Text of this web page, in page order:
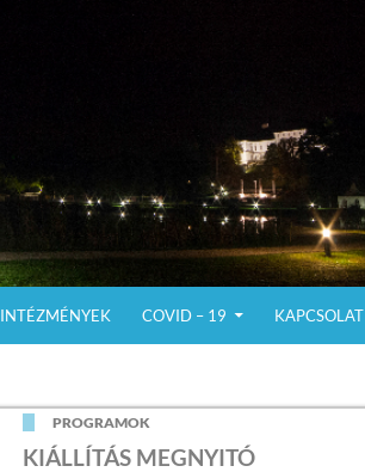
INTÉZMÉNYEK COVID – 19 KAPCSOLAT
PROGRAMOK
KIÁLLÍTÁS MEGNYITÓ